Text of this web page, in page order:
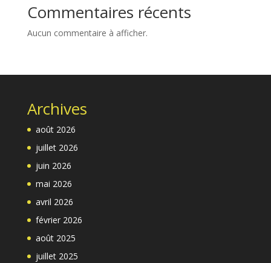
Commentaires récents
Aucun commentaire à afficher.
Archives
août 2026
juillet 2026
juin 2026
mai 2026
avril 2026
février 2026
août 2025
juillet 2025